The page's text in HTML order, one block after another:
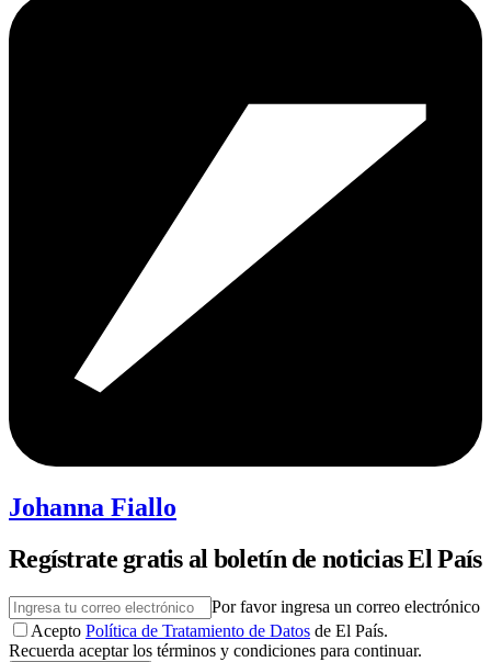
Johanna Fiallo
Regístrate gratis al boletín de noticias El País
Por favor ingresa un correo electrónico
Acepto Política de Tratamiento de Datos de El País.
Recuerda aceptar los términos y condiciones para continuar.